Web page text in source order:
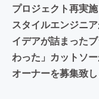
プロジェクト再実
スタイルエンジニ
イデアが詰まった
わった」カットソ
オーナーを募集致し